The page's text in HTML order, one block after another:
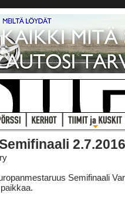
2.7.2016
Semifinaali